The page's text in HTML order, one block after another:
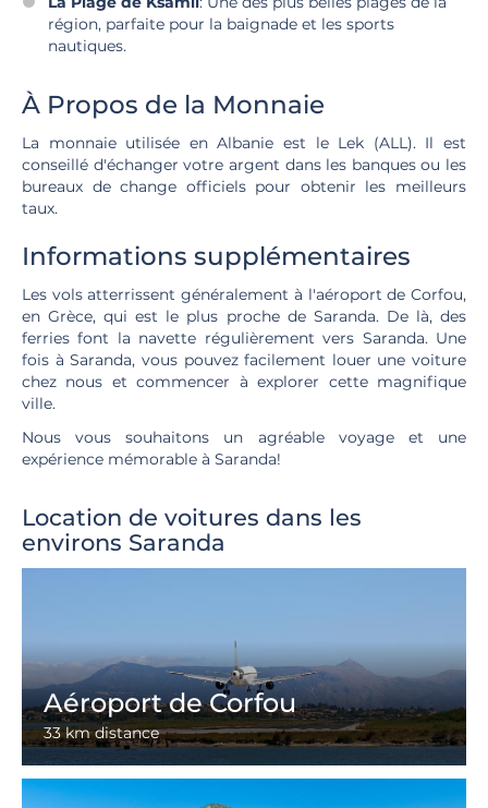
région, parfaite pour la baignade et les sports
nautiques.
À Propos de la Monnaie
La monnaie utilisée en Albanie est le Lek (ALL). Il est
conseillé d'échanger votre argent dans les banques ou les
bureaux de change officiels pour obtenir les meilleurs
taux.
Informations supplémentaires
Les vols atterrissent généralement à l'aéroport de Corfou,
en Grèce, qui est le plus proche de Saranda. De là, des
ferries font la navette régulièrement vers Saranda. Une
fois à Saranda, vous pouvez facilement louer une voiture
chez nous et commencer à explorer cette magnifique
ville.
Nous vous souhaitons un agréable voyage et une
expérience mémorable à Saranda!
Location de voitures dans les
environs Saranda
Aéroport de Corfou
33 km distance